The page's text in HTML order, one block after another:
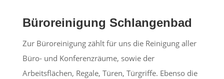
Büroreinigung Schlangenbad
Zur Büroreinigung zählt für uns die Reinigung aller
Büro- und Konferenzräume, sowie der
Arbeitsflächen, Regale, Türen, Türgriffe. Ebenso die